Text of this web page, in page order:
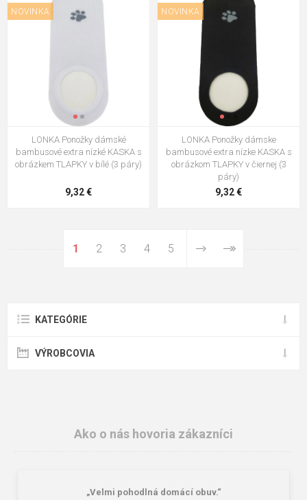
NOVINKA
LONKA Ponožky dámské
bambusové extra nízké KASKA s
obrázkem TLAPKY v bílé (3 páry)
9,32 €
NOVINKA
LONKA Ponožky dámske
bambusové extra nízke KASKA s
obrázkom TLAPKY v čiernej (3
páry)
9,32 €
1 2 3 4 5
KATEGÓRIE
VÝROBCOVIA
Ako o nás hovoria zákazníci
„Velmi pohodlná domácí obuv.“